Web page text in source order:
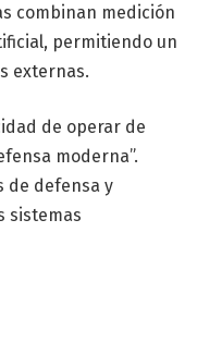
combinan medición
permitiendo un
externas.
de operar de
moderna”.
de defensa y
sistemas